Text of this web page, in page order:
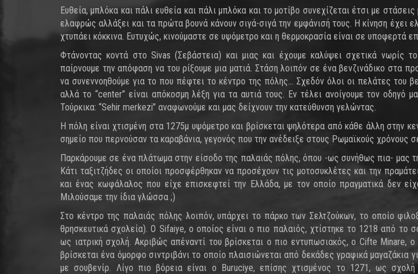
Ευθεία, μπλόκα και πάλι ευθεία και πάλι μπλόκα και το μοτίβο συνεχίζεται έτσι με
ελαφρώς αλλάξει και τα πρώτα βουνά κάνουν σιγά-σιγά την εμφάνισή τους. Η κίνηση έχει
χτυπάει κόκκινα. Ευτυχώς, κινούμαστε σε υψόμετρο και η θερμοκρασία είναι σε υποφερτά
Φτάνοντας κοντά στο Sivas (Σεβάστεια) και μιας και έχουμε καλύψει σχετικά νωρίς
παίρνουμε την απόφαση να του ρίξουμε μια ματιά. Στάση λοιπόν σε ένα βενζινάδικο στα
να συνεννοηθούμε για το που πέφτει το κέντρο της πόλης… Σχεδόν όλοι οι πελάτες του
αλλά το “center” είναι απόκοσμη λέξη για τα αυτιά τους. Εν τέλει ανοίγουμε τον οδηγό
Τούρκικα: “Sehir merkezi” αναφωνούμε και μας δείχνουν την κατεύθυνση γελώντας.
Η πόλη είναι χτισμένη στα 1275μ υψόμετρο και βρίσκεται ψηλότερα από κάθε άλλη στην
σημείο που περνούσαν τα καραβάνια, γεγονός που την ανέδειξε στους Ρωμαϊκούς χρόνους
Παρκάρουμε σε ένα πλάτωμα στην είσοδο της παλαιάς πόλης, όπου -ως συνήθως πια- μας
Κάτι ταξιτζήδες οι οποίοι προσφέρθηκαν να προσέχουν τις μοτοσυκλέτες και την
και ένας κωφάλαλος που είχε επισκεφτεί την Ελλάδα, με τον οποίο πραγματικά δεν
Μιλούσαμε την ίδια γλώσσα ;)
Στο κέντρο της παλαιάς πόλης λοιπόν, υπάρχει το πάρκο των Σελτζούκων, το οποίο
θρησκευτικά σχολεία). O Sifaiye, ο οποίος είναι ο πιο παλαιός, χτίστηκε το 1218 από το
ως ιατρική σχολή. Ακριβώς απέναντί του βρίσκεται ο πιο εντυπωσιακός, ο Cifte Minare,
βρίσκεται ένα όμορφο σιντριβάνι το οποίο πλαισιώνεται από δεκάδες γραφικά μαγαζάκια
με σουβενίρ. Λίγο πιο βόρεια είναι ο Buruciye, επίσης χτισμένος το 1271, ως σχολή